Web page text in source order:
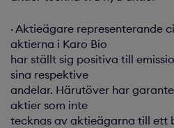
· Aktieägare representerande
aktierna i Karo Bio
har ställt sig positiva till
sina respektive
andelar. Härutöver har
aktier som inte
tecknas av aktieägarna till ett